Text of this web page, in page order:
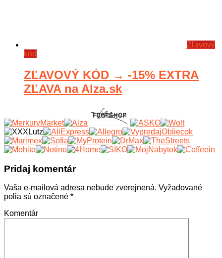
Zľavový
kód
ZĽAVOVÝ KÓD → -15% EXTRA
ZĽAVA na Alza.sk
Pridaj komentár
Vaša e-mailová adresa nebude zverejnená. Vyžadované
polia sú označené *
Komentár